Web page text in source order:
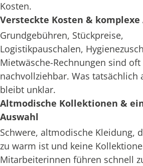
Kosten.
Versteckte Kosten & komplexe
Grundgebühren, Stückpreise,
Logistikpauschalen,
Mietwäsche-Rechnungen sind oft
nachvollziehbar. Was tatsächlich
bleibt unklar.
Altmodische Kollektionen &
Auswahl
Schwere, altmodische Kleidung,
zu warm ist und keine
Mitarbeiterinnen führen schnell